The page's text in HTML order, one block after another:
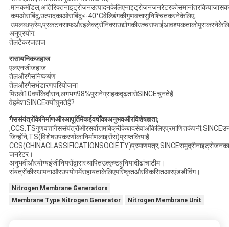
.कमओसबिंदु,उत्पादकाओसबिंदु≤-40°Cवेल्डिंगकीगुणवत्तासुनिश्चितकरनेकेलिए;
अनुप्रयोग:
तेलटैंकरजहाज
रासायनिकजहाज
एलएनजीजहाज
तेलऔरगैसनिष्कर्षण
तेलऔरगैसभंडारणपरियोजना
पिछले10वर्षोंकेदौरान,लगभग98%पुरानेग्राहकदृढ़तासेSINCEचुनतेहैं
वेहमेशाSINCEक्योंचुनतेहैं?
गैससंयंत्रोंकेनिर्माणऔरआपूर्तिमेंकईवर्षोंकाअनुभवऔरविशेषज्ञता;
जिन्होंने,TS(विशेषउपकरणोंकानिर्माणलाइसेंस)प्राप्तकियाहै
जनरेटर।
अनुभवीऔरयोग्यइंजीनियरोंद्वारास्थापितउत्कृष्टबुनियादीढांचाटीम।
संयंत्रोंकीस्थापनाऔरउपयोगमेंसहायताकेलिएपरिष्कृतऔरविकसितआरएंडडीविंग।
Nitrogen Membrane Generators
Membrane Type Nitrogen Generator
Nitrogen Membrane Unit